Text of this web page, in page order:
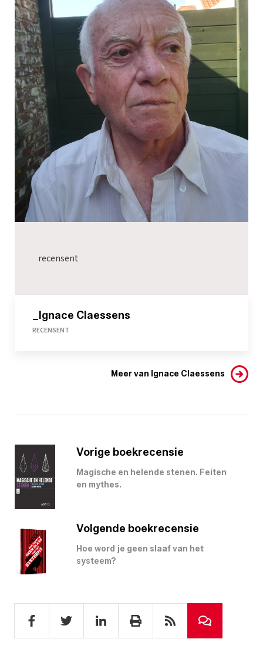
recensent
_Ignace Claessens
RECENSENT
Meer van Ignace Claessens
Vorige boekrecensie
Magische en helende stenen. Feiten
en mythes.
Volgende boekrecensie
Hoe word je geen slaaf van het
systeem?